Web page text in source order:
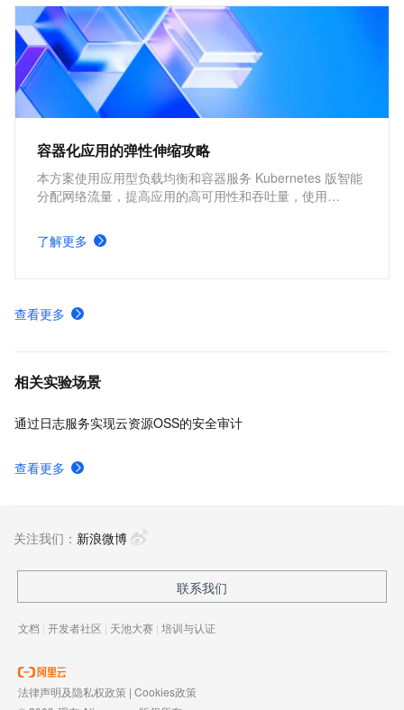
容器化应用的弹性伸缩攻略
本方案使用应用型负载均衡和容器服务 Kubernetes 版智能
分配网络流量，提高应用的高可用性和吞吐量，使用
Kubernetes 的 Horizontal Pod Autoscaler 内置组件进行弹
性伸缩，提升资源利用率，缩减资源成本。
了解更多
查看更多
相关实验场景
通过日志服务实现云资源OSS的安全审计
查看更多
关注我们： 新浪微博
联系我们
文档 | 开发者社区 | 天池大赛 | 培训与认证
法律声明及隐私权政策 | Cookies政策